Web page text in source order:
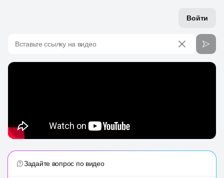
Войти
Вставьте ссылку на видео
Задайте вопрос по видео